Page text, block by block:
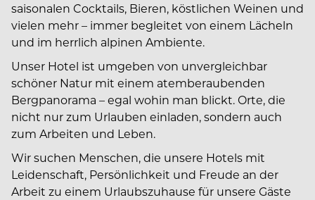
saisonalen Cocktails, Bieren, köstlichen Weinen und
vielen mehr – immer begleitet von einem Lächeln
und im herrlich alpinen Ambiente.
Unser Hotel ist umgeben von unvergleichbar
schöner Natur mit einem atemberaubenden
Bergpanorama – egal wohin man blickt. Orte, die
nicht nur zum Urlauben einladen, sondern auch
zum Arbeiten und Leben.
Wir suchen Menschen, die unsere Hotels mit
Leidenschaft, Persönlichkeit und Freude an der
Arbeit zu einem Urlaubszuhause für unsere Gäste